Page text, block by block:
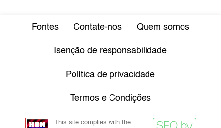
Fontes Contate-nos Quem somos
Isenção de responsabilidade
Política de privacidade
Termos e Condições
This site complies with the